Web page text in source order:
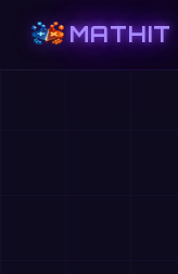
MATHIT